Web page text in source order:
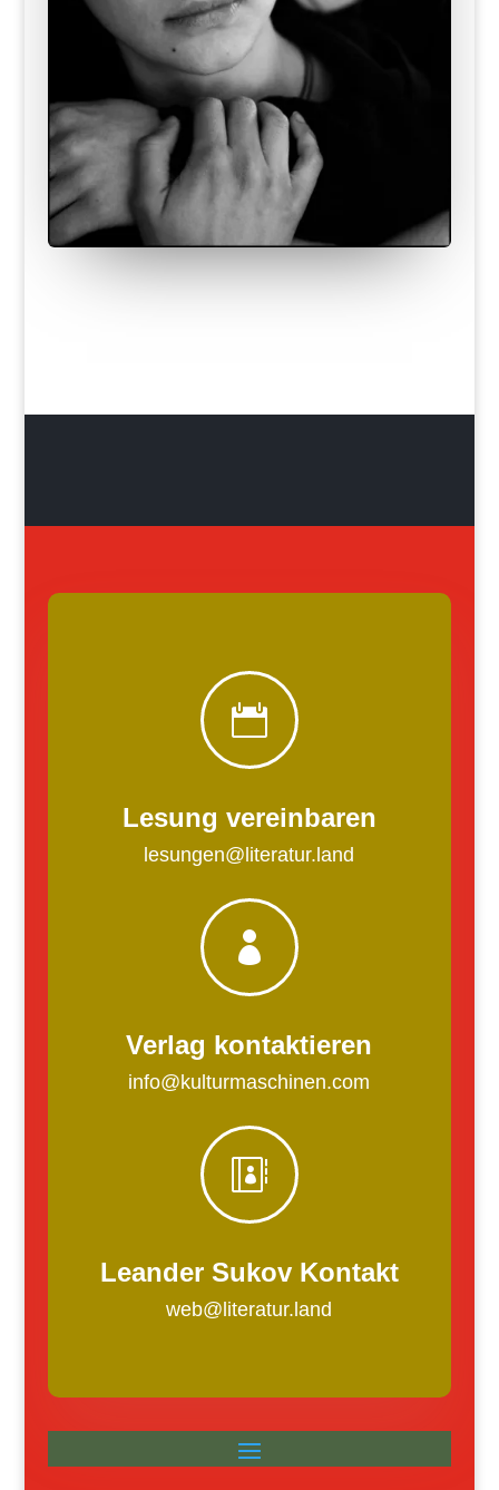

Lesung vereinbaren
lesungen@literatur.land

Verlag kontaktieren
info@kulturmaschinen.com

Leander Sukov Kontakt
web@literatur.land